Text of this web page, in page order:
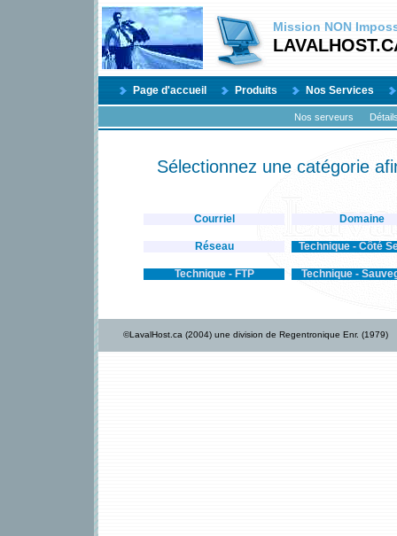
Mission NON
Page d'accueil Produits Nos Services
Nos serveurs
Sélectionnez une catégorie
Courriel Domaine
Réseau Technique - Côté
Technique - FTP Technique -
©LavalHost.ca (2004) une division de Regentronique Enr. (1979)